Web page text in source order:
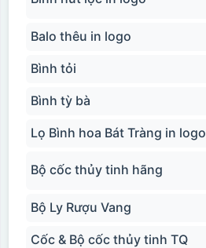
Balo thêu in logo
Bình tỏi
Bình tỳ bà
Lọ Bình hoa Bát Tràng in logo
Bộ cốc thủy tinh hãng
Bộ Ly Rượu Vang
Cốc & Bộ cốc thủy tinh TQ